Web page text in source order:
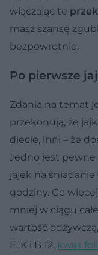
włączając te
masz szansę
bezpowrotnie.
Po pierwsze
Zdania na temat
przekonują, że
diecie, inni – że
Jedno jest
jajek na
godziny. Co
mniej w ciągu
wartość
E, K i B 12, kwas